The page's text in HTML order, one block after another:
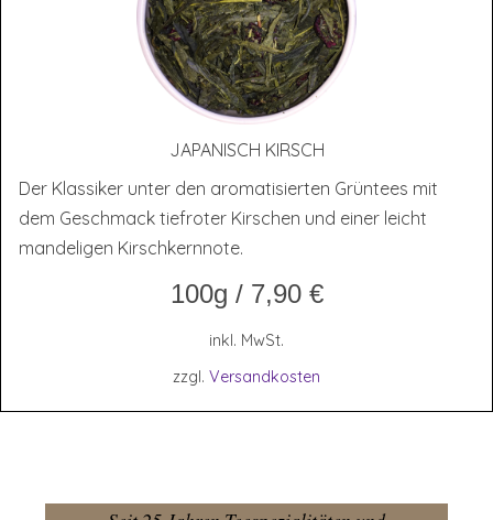
JAPA­NISCH KIRSCH
Der Klassiker unter den aromatisierten Grüntees mit
dem Geschmack tiefroter Kirschen und einer leicht
mandeligen Kirschkernnote.
100g / 7,90 €
inkl. MwSt.
zzgl. Versandkosten